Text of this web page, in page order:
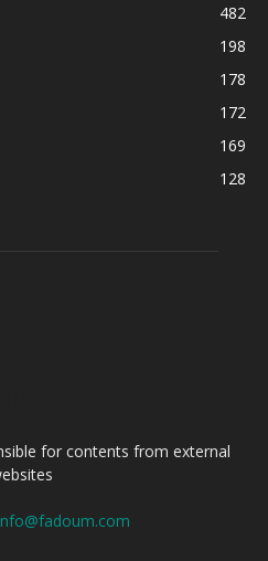
482
198
178
172
169
128
for contents from external